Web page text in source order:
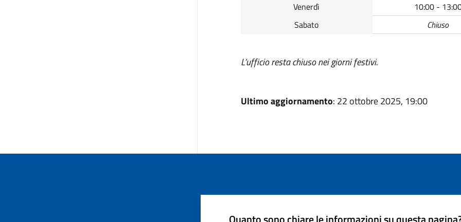
Venerdì
10:00 -
Sabato
Chiuso
L’ufficio resta chiuso nei giorni festivi.
Ultimo aggiornamento: 22 ottobre 2025, 19:00